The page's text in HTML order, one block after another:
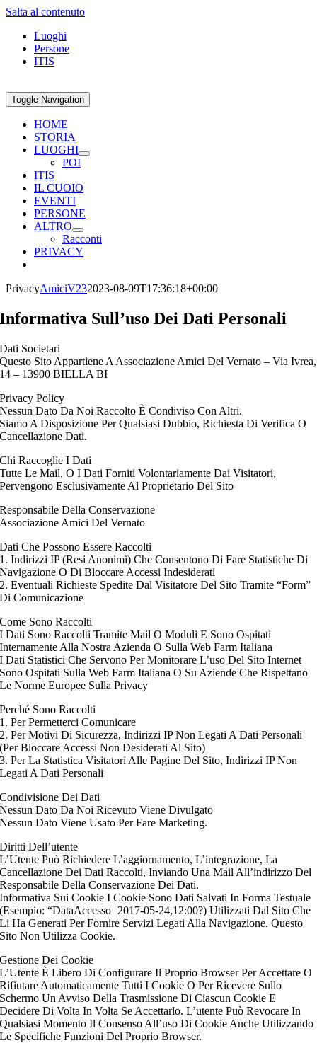
Salta al contenuto
Luoghi
Persone
ITIS
Toggle Navigation
HOME
STORIA
LUOGHI
POI
ITIS
IL CUOIO
EVENTI
PERSONE
ALTRO
Racconti
PRIVACY
PrivacyAmiciV232023-08-09T17:36:18+00:00
Informativa Sull’uso Dei Dati Personali
Dati Societari
Questo Sito Appartiene A Associazione Amici Del Vernato – Via Ivrea,
14 – 13900 BIELLA BI
Privacy Policy
Nessun Dato Da Noi Raccolto È Condiviso Con Altri.
Siamo A Disposizione Per Qualsiasi Dubbio, Richiesta Di Verifica O
Cancellazione Dati.
Chi Raccoglie I Dati
Tutte Le Mail, O I Dati Forniti Volontariamente Dai Visitatori,
Pervengono Esclusivamente Al Proprietario Del Sito
Responsabile Della Conservazione
Associazione Amici Del Vernato
Dati Che Possono Essere Raccolti
1. Indirizzi IP (Resi Anonimi) Che Consentono Di Fare Statistiche Di
Navigazione O Di Bloccare Accessi Indesiderati
2. Eventuali Richieste Spedite Dal Visitatore Del Sito Tramite “Form”
Di Comunicazione
Come Sono Raccolti
I Dati Sono Raccolti Tramite Mail O Moduli E Sono Ospitati
Internamente Alla Nostra Azienda O Sulla Web Farm Italiana
I Dati Statistici Che Servono Per Monitorare L’uso Del Sito Internet
Sono Ospitati Sulla Web Farm Italiana O Su Aziende Che Rispettano
Le Norme Europee Sulla Privacy
Perché Sono Raccolti
1. Per Permetterci Comunicare
2. Per Motivi Di Sicurezza, Indirizzi IP Non Legati A Dati Personali
(Per Bloccare Accessi Non Desiderati Al Sito)
3. Per La Statistica Visitatori Alle Pagine Del Sito, Indirizzi IP Non
Legati A Dati Personali
Condivisione Dei Dati
Nessun Dato Da Noi Ricevuto Viene Divulgato
Nessun Dato Viene Usato Per Fare Marketing.
Diritti Dell’utente
L’Utente Può Richiedere L’aggiornamento, L’integrazione, La
Cancellazione Dei Dati Raccolti, Inviando Una Mail All’indirizzo Del
Responsabile Della Conservazione Dei Dati.
Informativa Sui Cookie I Cookie Sono Dati Salvati In Forma Testuale
(Esempio: “DataAccesso=2017-05-24,12:00?) Utilizzati Dal Sito Che
Li Ha Generati Per Fornire Servizi Legati Alla Navigazione. Questo
Sito Non Utilizza Cookie.
Gestione Dei Cookie
L’Utente È Libero Di Configurare Il Proprio Browser Per Accettare O
Rifiutare Automaticamente Tutti I Cookie O Per Ricevere Sullo
Schermo Un Avviso Della Trasmissione Di Ciascun Cookie E
Decidere Di Volta In Volta Se Accettarlo. L’utente Può Revocare In
Qualsiasi Momento Il Consenso All’uso Di Cookie Anche Utilizzando
Le Specifiche Funzioni Del Proprio Browser.